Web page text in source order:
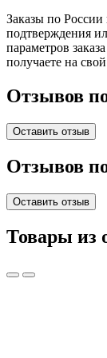
Заказы по
подтверждения
параметров
получаете на
Отзывов
Оставить отзыв
Отзывов
Оставить отзыв
Товары из